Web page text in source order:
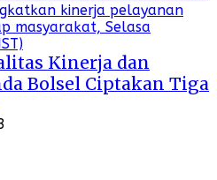
Kinerja dan
Bolsel Ciptakan Tiga